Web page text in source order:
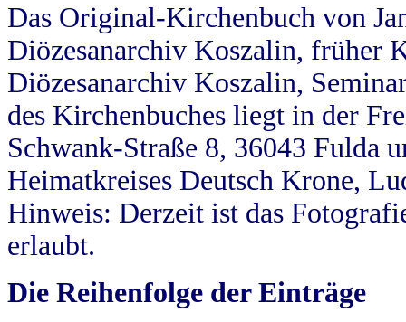
Das Original-Kirchenbuch von
Diözesanarchiv Koszalin, früher
Diözesanarchiv Koszalin,
des Kirchenbuches liegt in der
Schwank-Straße 8, 36043 Fulda
Heimatkreises Deutsch Krone,
Hinweis: Derzeit ist das
erlaubt.
Die Reihenfolge der Einträge